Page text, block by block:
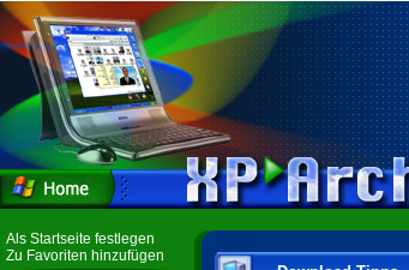
Als Startseite festlegen
Zu Favoriten hinzufügen